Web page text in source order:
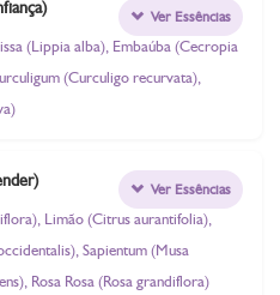
(Lippia alba), Embaúba (Cecropia
(Curculigo recurvata),
Ver Essências
Limão (Citrus aurantifolia),
Sapientum (Musa
Rosa Rosa (Rosa grandiflora)
Ver Essências